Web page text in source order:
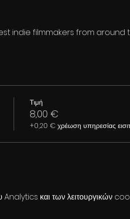
indie filmmakers from around
Τιμή
8,00 €
+0,20 € χρέωση υπηρεσίας
και των λειτουργικών